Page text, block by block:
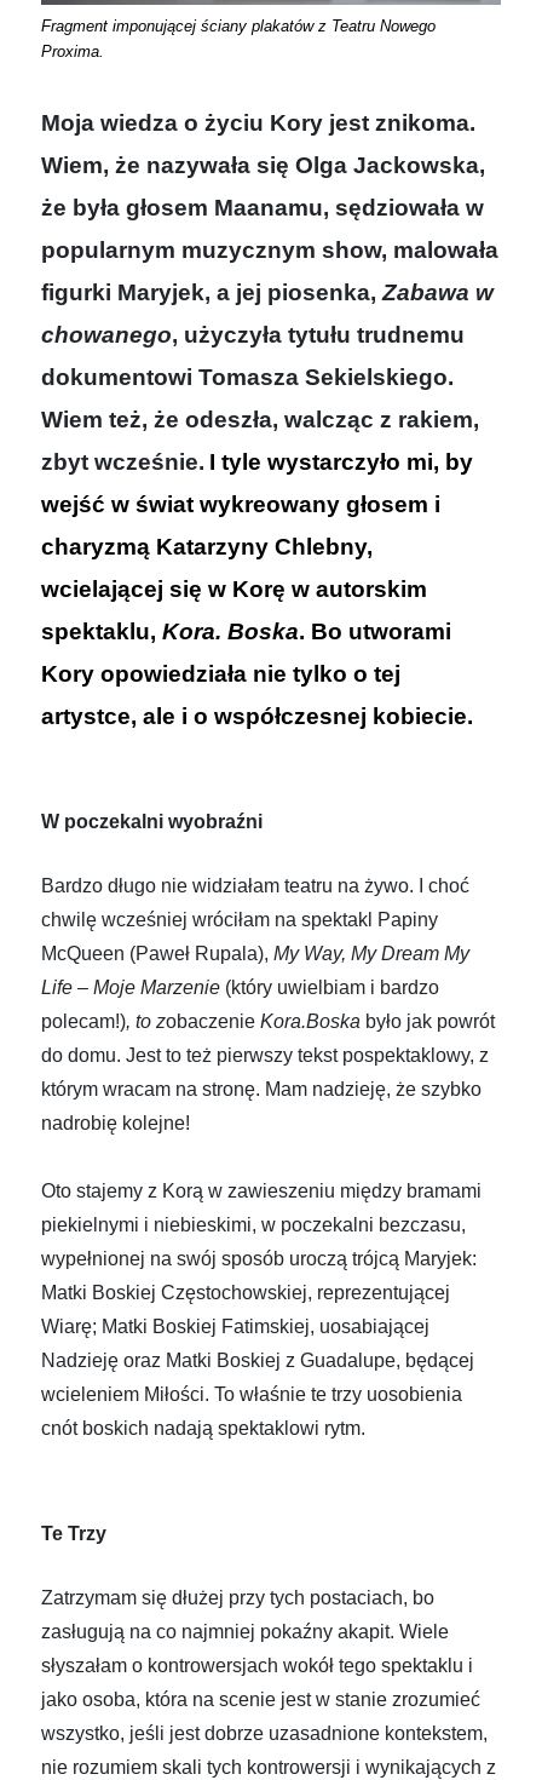
Fragment imponującej ściany plakatów z Teatru Nowego
Proxima.
Moja wiedza o życiu Kory jest znikoma.
Wiem, że nazywała się Olga Jackowska,
że była głosem Maanamu, sędziowała w
popularnym muzycznym show, malowała
figurki Maryjek, a jej piosenka,Zabawa w
chowanego, użyczyła tytułu trudnemu
dokumentowi Tomasza Sekielskiego.
Wiem też, że odeszła, walcząc z rakiem,
zbyt wcześnie. I tyle wystarczyło mi, by
wejść w świat wykreowany głosem i
charyzmą Katarzyny Chlebny,
wcielającej się w Korę w autorskim
spektaklu,Kora. Boska. Bo utworami
Kory opowiedziała nie tylko o tej
artystce, ale i o współczesnej kobiecie.
W poczekalni wyobraźni
Bardzo długo nie widziałam teatru na żywo. I choć
chwilę wcześniej wróciłam na spektakl Papiny
McQueen (Paweł Rupala),My Way, My Dream My
Life – Moje Marzenie (który uwielbiam i bardzo
polecam!), to zobaczenie Kora.Boska było jak powrót
do domu. Jest to też pierwszy tekst pospektaklowy, z
którym wracam na stronę. Mam nadzieję, że szybko
nadrobię kolejne!
Oto stajemy z Korą w zawieszeniu między bramami
piekielnymi i niebieskimi, w poczekalni bezczasu,
wypełnionej na swój sposób uroczą trójcą Maryjek:
Matki Boskiej Częstochowskiej, reprezentującej
Wiarę; Matki Boskiej Fatimskiej, uosabiającej
Nadzieję oraz Matki Boskiej z Guadalupe, będącej
wcieleniem Miłości. To właśnie te trzy uosobienia
cnót boskich nadają spektaklowi rytm.
Te Trzy
Zatrzymam się dłużej przy tych postaciach, bo
zasługują na co najmniej pokaźny akapit. Wiele
słyszałam o kontrowersjach wokół tego spektaklu i
jako osoba, która na scenie jest w stanie zrozumieć
wszystko, jeśli jest dobrze uzasadnione kontekstem,
nie rozumiem skali tych kontrowersji i wynikających z